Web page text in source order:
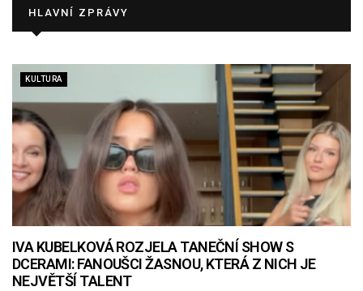
HLAVNÍ ZPRÁVY
KULTURA
IVA KUBELKOVÁ ROZJELA TANEČNÍ SHOW S
DCERAMI: FANOUŠCI ŽASNOU, KTERÁ Z NICH JE
NEJVĚTŠÍ TALENT